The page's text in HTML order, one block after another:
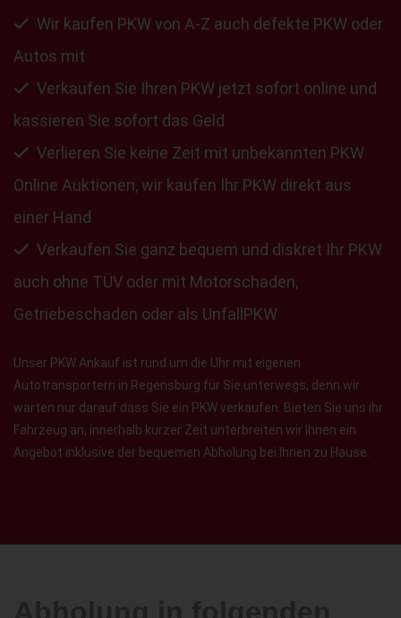
Wir kaufen PKW von A-Z auch defekte PKW oder
Autos mit
Verkaufen Sie Ihren PKW jetzt sofort online und
kassieren Sie sofort das Geld
Verlieren Sie keine Zeit mit unbekannten PKW
Online Auktionen, wir kaufen Ihr PKW direkt aus
einer Hand
Verkaufen Sie ganz bequem und diskret Ihr PKW
auch ohne TÜV oder mit Motorschaden,
Getriebeschaden oder als UnfallPKW
Unser PKW Ankauf ist rund um die Uhr mit eigenen
Autotransportern in Regensburg für Sie unterwegs, denn wir
warten nur darauf dass Sie ein PKW verkaufen. Bieten Sie uns ihr
Fahrzeug an, innerhalb kurzer Zeit unterbreiten wir Ihnen ein
Angebot inklusive der bequemen Abholung bei Ihnen zu Hause.